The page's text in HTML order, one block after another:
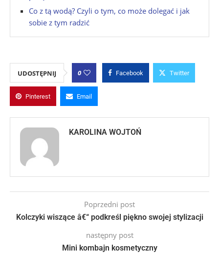
Co z tą wodą? Czyli o tym, co może dolegać i jak
sobie z tym radzić
UDOSTĘPNIJ 0 Facebook Twitter
Pinterest Email
KAROLINA WOJTOŃ
Poprzedni post
Kolczyki wiszące â€“ podkreśl piękno swojej stylizacji
następny post
Mini kombajn kosmetyczny